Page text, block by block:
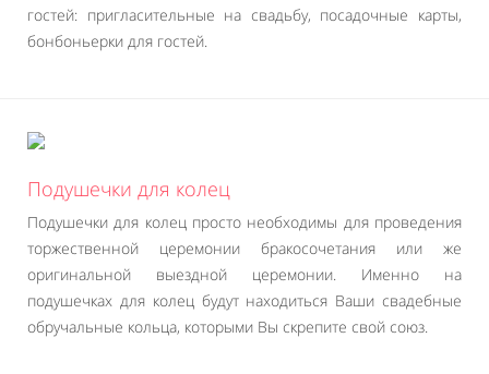
гостей: пригласительные на свадьбу, посадочные карты,
бонбоньерки для гостей.
Подушечки для колец
Подушечки для колец просто необходимы для проведения
торжественной церемонии бракосочетания или же
оригинальной выездной церемонии. Именно на
подушечках для колец будут находиться Ваши свадебные
обручальные кольца, которыми Вы скрепите свой союз.